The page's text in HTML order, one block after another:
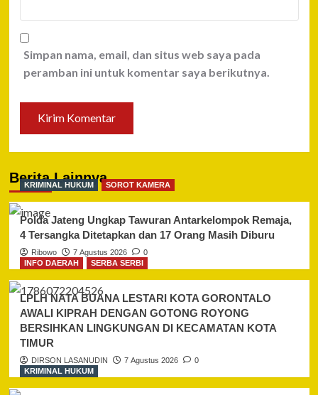
Simpan nama, email, dan situs web saya pada
peramban ini untuk komentar saya berikutnya.
Berita Lainnya
KRIMINAL HUKUM SOROT KAMERA
Polda Jateng Ungkap Tawuran Antarkelompok Remaja,
4 Tersangka Ditetapkan dan 17 Orang Masih Diburu
Ribowo 7 Agustus 2026
0
INFO DAERAH
SERBA SERBI
LPLH NATA BUANA LESTARI KOTA GORONTALO
AWALI KIPRAH DENGAN GOTONG ROYONG
BERSIHKAN LINGKUNGAN DI KECAMATAN KOTA
TIMUR
DIRSON LASANUDIN 7 Agustus 2026
0
KRIMINAL HUKUM